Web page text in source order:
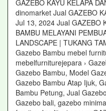
GAZEBO KAYU KELAPA
dinomarket Jual GAZEBO
Jul 13, 2024 Jual GAZEBO
BAMBU MELAYANI
LANDSCAPE | TUKANG
Gazebo Bambu mebel
mebelfurniturejepara ›
Gazebo Bambu, Model
Gazebo Bambu Atap Ijuk,
Bambu Petung, Jual
Gazebo bali, gazebo